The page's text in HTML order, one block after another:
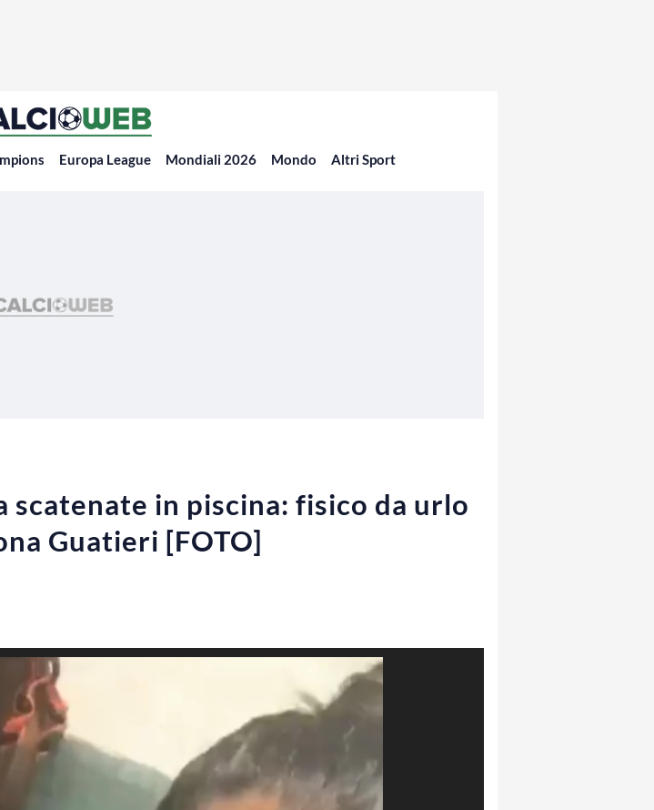
Europa League Mondiali 2026 Mondo Altri Sport
scatenate in piscina: fisico da urlo
Guatieri [FOTO]